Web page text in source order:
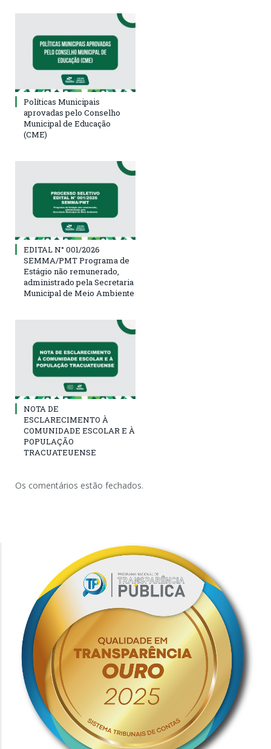
Políticas Municipais
aprovadas pelo Conselho
Municipal de Educação
(CME)
EDITAL N° 001/2026
SEMMA/PMT Programa de
Estágio não remunerado,
administrado pela Secretaria
Municipal de Meio Ambiente
NOTA DE
ESCLARECIMENTO À
COMUNIDADE ESCOLAR E À
POPULAÇÃO
TRACUATEUENSE
Os comentários estão fechados.